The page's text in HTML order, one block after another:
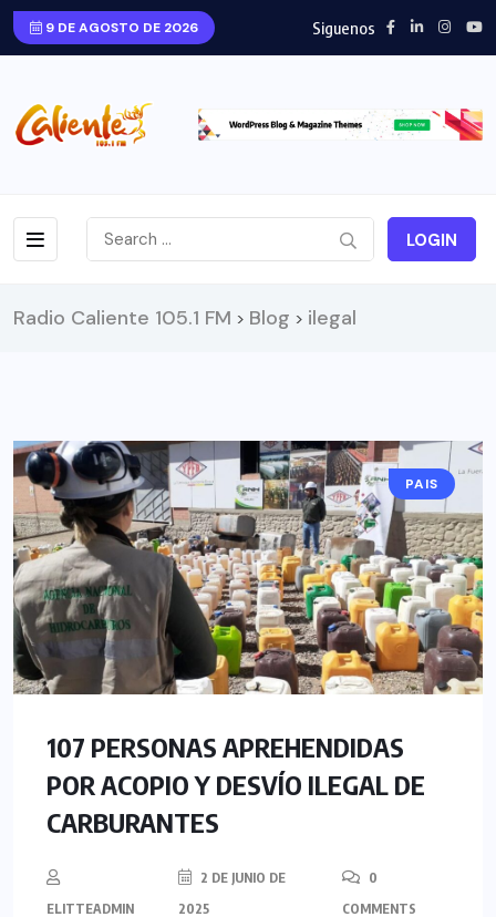
9 DE AGOSTO DE 2026 Siguenos
LOGIN
Radio Caliente 105.1 FM > Blog > ilegal
PAIS
107 PERSONAS APREHENDIDAS
POR ACOPIO Y DESVÍO ILEGAL DE
CARBURANTES
ELITTEADMIN
2 DE JUNIO DE
2025
0
COMMENTS